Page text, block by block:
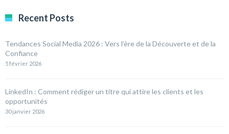
Recent Posts
Tendances Social Media 2026 : Vers l’ère de la Découverte et de la
Confiance
5 février 2026
LinkedIn : Comment rédiger un titre qui attire les clients et les
opportunités
30 janvier 2026